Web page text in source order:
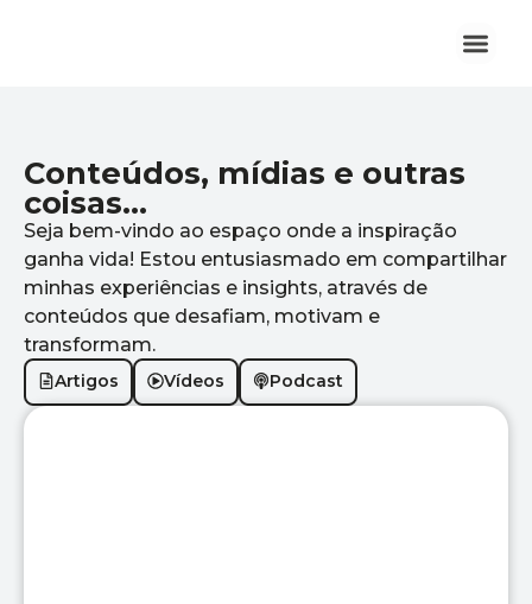
Conteúdos, mídias e outras
coisas...
Seja bem-vindo ao espaço onde a inspiração
ganha vida! Estou entusiasmado em compartilhar
minhas experiências e insights, através de
conteúdos que desafiam, motivam e
transformam.
Artigos Vídeos Podcast